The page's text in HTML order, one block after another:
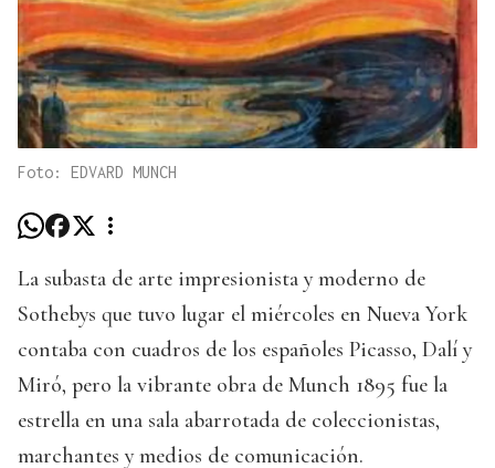
Foto: EDVARD MUNCH
La subasta de arte impresionista y moderno de
Sothebys que tuvo lugar el miércoles en Nueva York
contaba con cuadros de los españoles Picasso, Dalí y
Miró, pero la vibrante obra de Munch 1895 fue la
estrella en una sala abarrotada de coleccionistas,
marchantes y medios de comunicación.